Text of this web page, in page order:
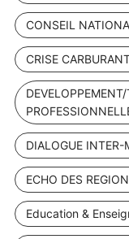
CONSEIL
CRISE
DIALOGUE INTER-
ECHO DES
Education &